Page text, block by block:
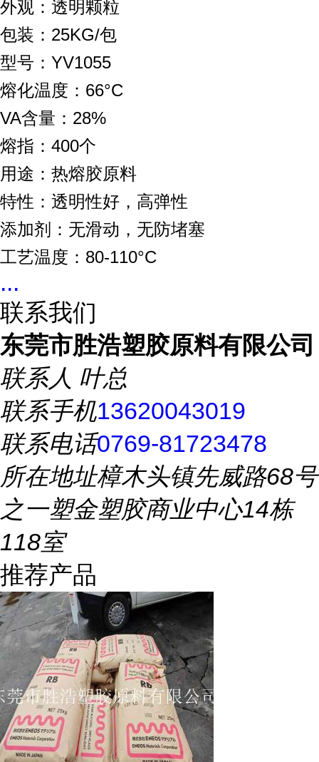
外观：透明颗粒
包装：25KG/包
型号：YV1055
熔化温度：66°C
VA含量：28%
熔指：400个
用途：热熔胶原料
特性：透明性好，高弹性
添加剂：无滑动，无防堵塞
工艺温度：80-110°C
...
联系我们
东莞市胜浩塑胶原料有限公司
联系人 叶总
联系手机13620043019
联系电话0769-81723478
所在地址樟木头镇先威路68号
之一塑金塑胶商业中心14栋
118室
推荐产品